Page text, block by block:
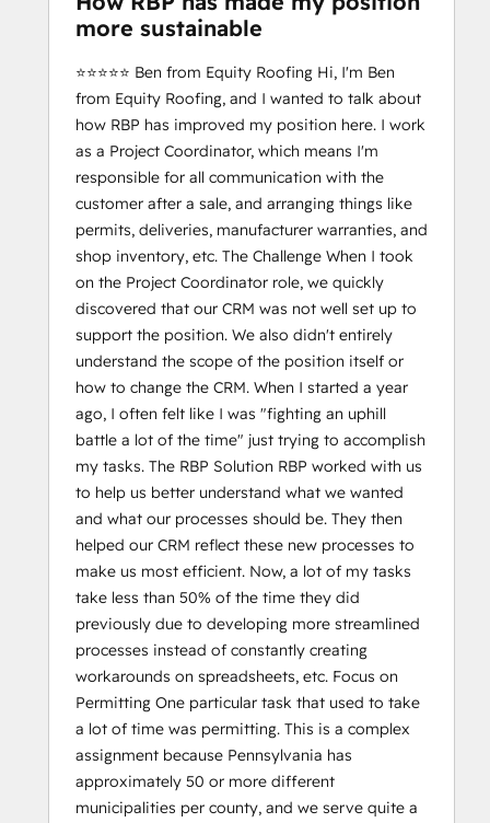
more sustainable
⭐️⭐️⭐️⭐️⭐️ Ben from Equity Roofing Hi, I'm Ben
from Equity Roofing, and I wanted to talk about
how RBP has improved my position here. I work
as a Project Coordinator, which means I'm
responsible for all communication with the
customer after a sale, and arranging things like
permits, deliveries, manufacturer warranties, and
shop inventory, etc. The Challenge When I took
on the Project Coordinator role, we quickly
discovered that our CRM was not well set up to
support the position. We also didn't entirely
understand the scope of the position itself or
how to change the CRM. When I started a year
ago, I often felt like I was "fighting an uphill
battle a lot of the time" just trying to accomplish
my tasks. The RBP Solution RBP worked with us
to help us better understand what we wanted
and what our processes should be. They then
helped our CRM reflect these new processes to
make us most efficient. Now, a lot of my tasks
take less than 50% of the time they did
previously due to developing more streamlined
processes instead of constantly creating
workarounds on spreadsheets, etc. Focus on
Permitting One particular task that used to take
a lot of time was permitting. This is a complex
assignment because Pennsylvania has
approximately 50 or more different
municipalities per county, and we serve quite a